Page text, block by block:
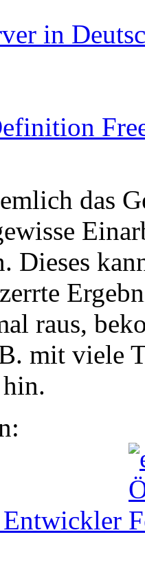
in
das
Dieses
raus,
mit viele
Entwickler